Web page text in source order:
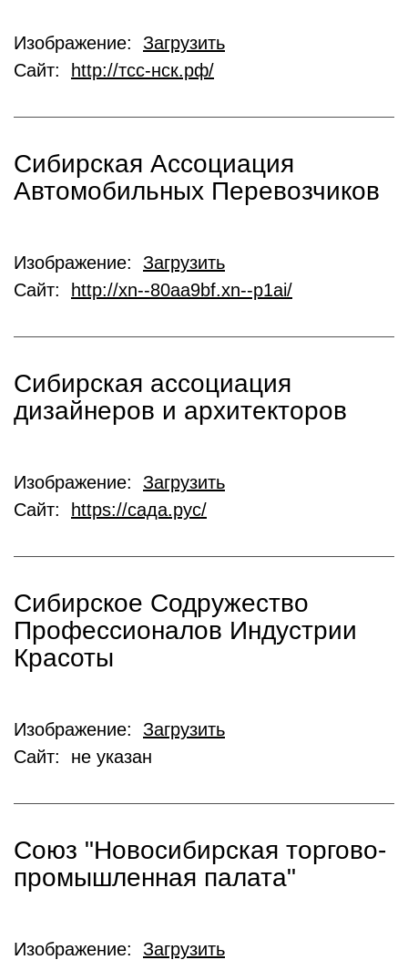
Изображение: Загрузить
Сайт:
http://тсс-нск.рф/
Сибирская Ассоциация
Автомобильных Перевозчиков
Изображение: Загрузить
Сайт:
http://xn--80aa9bf.xn--p1ai/
Сибирская ассоциация
дизайнеров и архитекторов
Изображение: Загрузить
Сайт:
https://сада.рус/
Сибирское Содружество
Профессионалов Индустрии
Красоты
Изображение: Загрузить
Сайт: не указан
Союз "Новосибирская торгово-
промышленная палата"
Изображение: Загрузить